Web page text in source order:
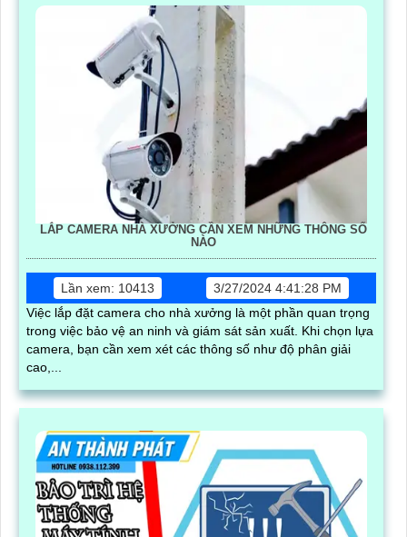
LẮP CAMERA NHÀ XƯỞNG CẦN XEM NHỮNG THÔNG SỐ
NÀO
Lần xem: 10413
3/27/2024 4:41:28 PM
Việc lắp đặt camera cho nhà xưởng là một phần quan trọng
trong việc bảo vệ an ninh và giám sát sản xuất. Khi chọn lựa
camera, bạn cần xem xét các thông số như độ phân giải
cao,...